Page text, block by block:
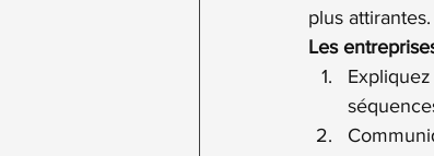
plus attirantes.
Les